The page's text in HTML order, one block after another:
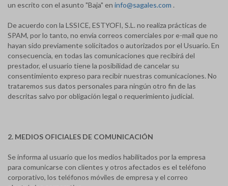
un escrito con el asunto "Baja" en info@sagales.com .
De acuerdo con la LSSICE, ESTYOFI, S.L. no realiza prácticas de
SPAM, por lo tanto, no envía correos comerciales por e-mail que no
hayan sido previamente solicitados o autorizados por el Usuario. En
consecuencia, en todas las comunicaciones que recibirá del
prestador, el usuario tiene la posibilidad de cancelar su
consentimiento expreso para recibir nuestras comunicaciones. No
trataremos sus datos personales para ningún otro fin de las
descritas salvo por obligación legal o requerimiento judicial.
2. MEDIOS OFICIALES DE COMUNICACIÓN
Se informa al usuario que los medios habilitados por la empresa
para comunicarse con clientes y otros afectados es el teléfono
corporativo, los teléfonos móviles de empresa y el correo